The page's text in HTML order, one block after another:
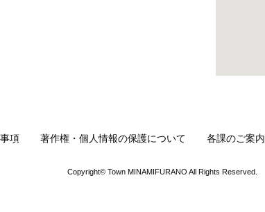
項 著作権・個人情報の保護について 各課のご案内
Copyright© Town MINAMIFURANO All Rights Reserved.